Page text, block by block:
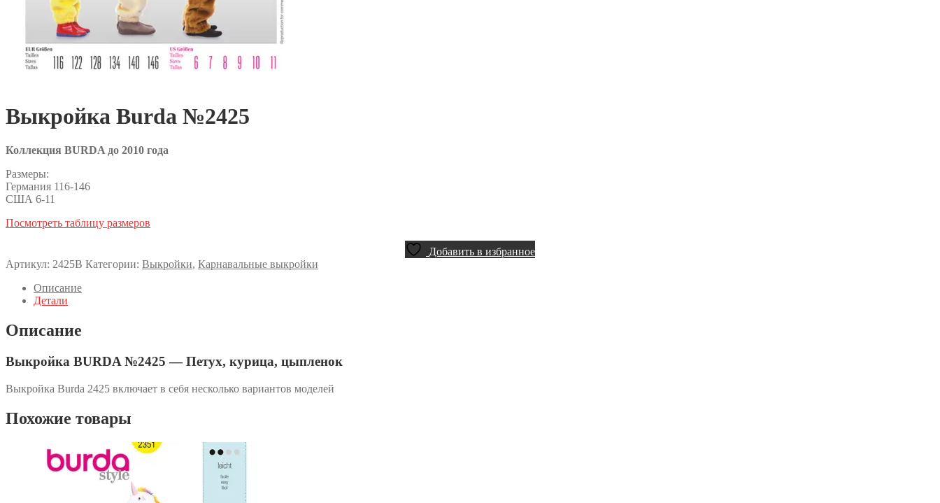
Выкройка Burda №2425
Коллекция BURDA до 2010 года
Размеры:
Германия 116-146
США 6-11
Посмотреть таблицу размеров
Добавить в избранное
Артикул: 2425B Категории: Выкройки, Карнавальные выкройки
Описание
Детали
Описание
Выкройка BURDA №2425 — Петух, курица, цыпленок
Выкройка Burda 2425 включает в себя несколько вариантов моделей
Похожие товары